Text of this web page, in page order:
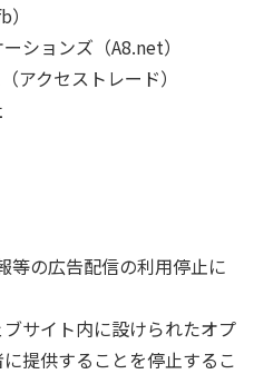
ションズ（A8.net）
アクセストレード）
等の広告配信の利用停止に
サイト内に設けられたオプ
提供することを停止するこ